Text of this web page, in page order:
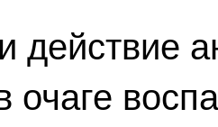
действие
очаге